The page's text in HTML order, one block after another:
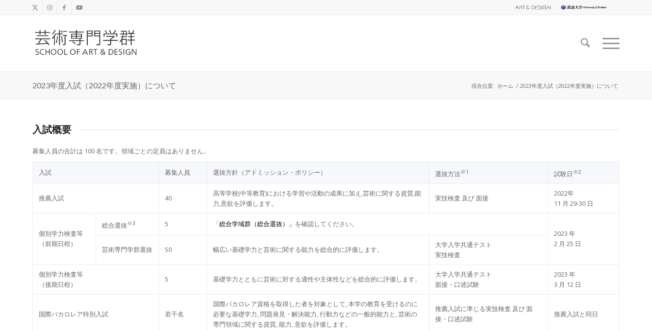
2023年度⼊試（2022年度実施）について 現在位置: ホーム / 2023年度⼊試（2022年度実施）について
入試概要
募集⼈員の合計は 100 名です。領域ごとの定員はありません。
⼊試 募集⼈員 選抜⽅針（アドミッション・ポリシー） 選抜⽅法※1 試験⽇ ※2
推薦⼊試 40
⾼等学校(中等教育)における学習や活動の成果に加え,芸術に関する資質,能
⼒,意欲を評価します。
実技検査 及び ⾯接
2022年
11 ⽉ 29-30 ⽇
個別学⼒検査等
（前期⽇程）
総合選抜※3 5 「総合学域群（総合選抜）」 を確認してください。
2023 年
2 ⽉ 25 ⽇
芸術専⾨学群選抜 50 幅広い基礎学⼒と芸術に関する能⼒を総合的に評価します。
⼤学⼊学共通テスト
実技検査
個別学⼒検査等
（後期⽇程）
5 基礎学⼒とともに芸術に対する適性や主体性などを総合的に評価します。
⼤学⼊学共通テスト
⾯接・⼝述試験
2023 年
3 ⽉ 12 ⽇
国際バカロレア特別⼊試 若⼲名
国際バカロレア資格を取得した者を対象として, 本学の教育を受けるのに
必要な基礎学⼒, 問題発⾒・解決能⼒, ⾏動⼒などの⼀般的能⼒と, 芸術の
専⾨領域に関する資質, 能力, 意欲を評価します。
推薦⼊試に準じる実技検査 及び ⾯
接・⼝述試験
推薦⼊試と同⽇